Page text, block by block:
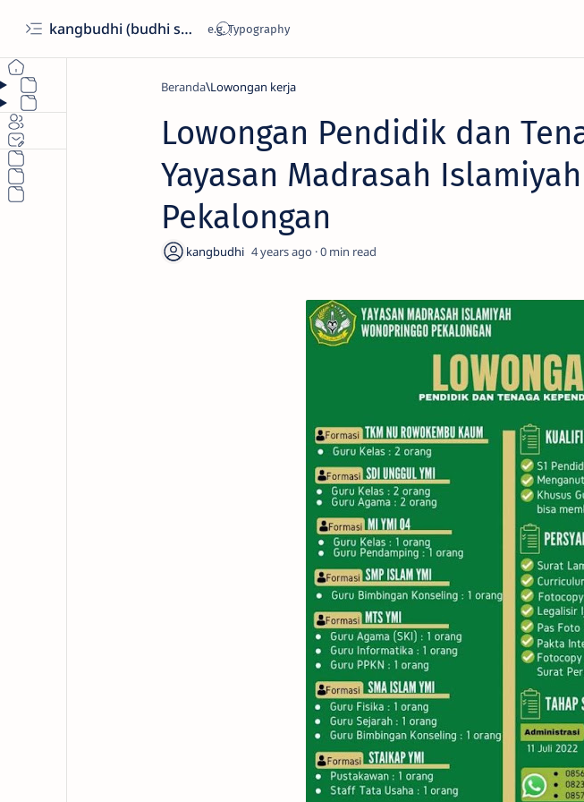
kangbudhi (budhi santoso)
Beranda Lowongan kerja
Lowongan Pendidik dan
Yayasan Madrasah
Pekalongan
4 years ago 0